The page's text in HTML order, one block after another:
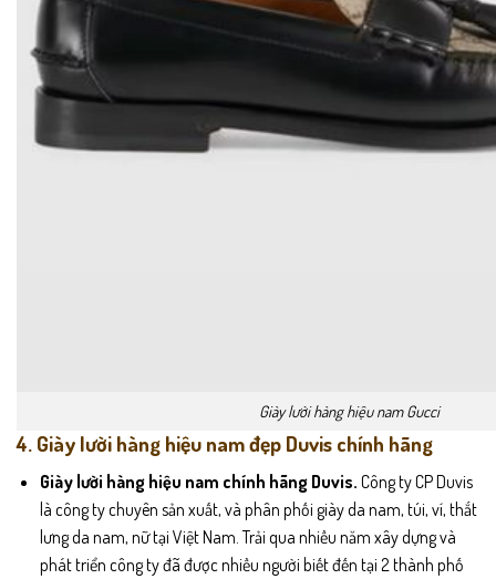
Giày lười hàng hiệu nam Gucci
4. Giày lười hàng hiệu nam đẹp Duvis chính hãng
Giày lười hàng hiệu nam chính hãng Duvis. Công ty CP Duvis
là công ty chuyên sản xuất, và phân phối giày da nam, túi, ví, thắt
lưng da nam, nữ tại Việt Nam. Trải qua nhiều năm xây dựng và
phát triển công ty đã được nhiều người biết đến tại 2 thành phố